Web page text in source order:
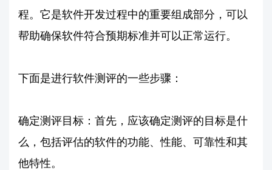
程。它是软件开发过程中的重要组成部分，可以
帮助确保软件符合预期标准并可以正常运行。
下面是进行软件测评的一些步骤：
确定测评目标：首先，应该确定测评的目标是什
么，包括评估的软件的功能、性能、可靠性和其
他特性。